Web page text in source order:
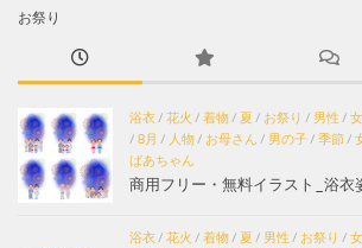
お祭り
浴衣/ 花火 / 着物/ 夏 / お祭り / 男性 /
/ 8月 / 人物/ お母さん / 男の子/ 季節/
ばあちゃん
商用フリー・無料イラスト_浴衣
浴衣/ 花火 / 着物/ 夏 / 男性 / お祭り /